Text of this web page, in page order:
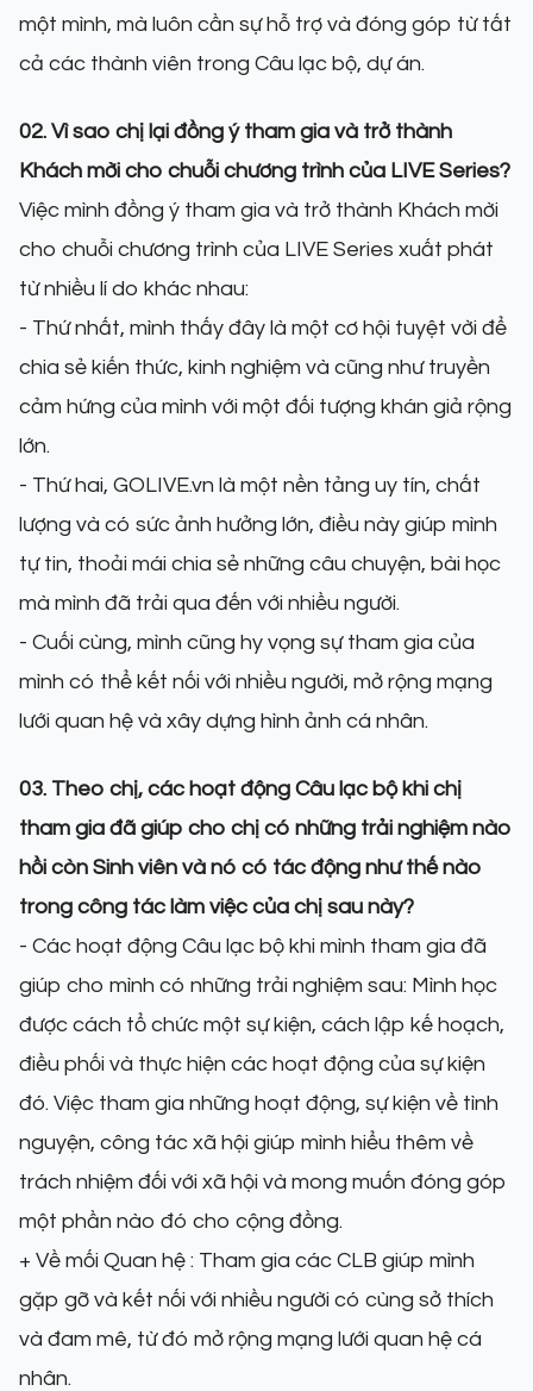
một mình, mà luôn cần sự hỗ trợ và đóng góp từ tất
cả các thành viên trong Câu lạc bộ, dự án.
02. Vì sao chị lại đồng ý tham gia và trở thành
Khách mời cho chuỗi chương trình của LIVE Series?
Việc mình đồng ý tham gia và trở thành Khách mời
cho chuỗi chương trình của LIVE Series xuất phát
từ nhiều lí do khác nhau:
- Thứ nhất, mình thấy đây là một cơ hội tuyệt vời để
chia sẻ kiến thức, kinh nghiệm và cũng như truyền
cảm hứng của mình với một đối tượng khán giả rộng
lớn.
- Thứ hai, GOLIVE.vn là một nền tảng uy tín, chất
lượng và có sức ảnh hưởng lớn, điều này giúp mình
tự tin, thoải mái chia sẻ những câu chuyện, bài học
mà mình đã trải qua đến với nhiều người.
- Cuối cùng, mình cũng hy vọng sự tham gia của
mình có thể kết nối với nhiều người, mở rộng mạng
lưới quan hệ và xây dựng hình ảnh cá nhân.
03. Theo chị, các hoạt động Câu lạc bộ khi chị
tham gia đã giúp cho chị có những trải nghiệm nào
hồi còn Sinh viên và nó có tác động như thế nào
trong công tác làm việc của chị sau này?
- Các hoạt động Câu lạc bộ khi mình tham gia đã
giúp cho mình có những trải nghiệm sau: Mình học
được cách tổ chức một sự kiện, cách lập kế hoạch,
điều phối và thực hiện các hoạt động của sự kiện
đó. Việc tham gia những hoạt động, sự kiện về tình
nguyện, công tác xã hội giúp mình hiểu thêm về
trách nhiệm đối với xã hội và mong muốn đóng góp
một phần nào đó cho cộng đồng.
+ Về mối Quan hệ : Tham gia các CLB giúp mình
gặp gỡ và kết nối với nhiều người có cùng sở thích
và đam mê, từ đó mở rộng mạng lưới quan hệ cá
nhân.